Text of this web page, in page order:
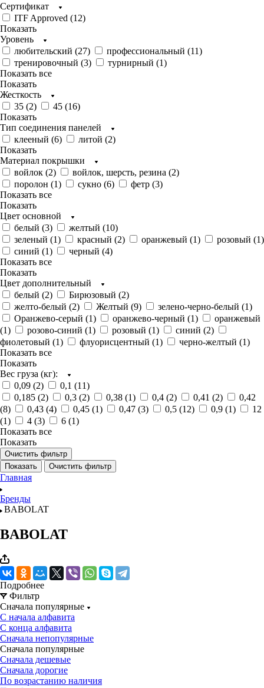
Сертификат
ITF Approved (12)
Показать
Уровень
любительский (27) профессиональный (11)
тренировочный (3) турнирный (1)
Показать все
Показать
Жесткость
35 (2) 45 (16)
Показать
Тип соединения панелей
клееный (6) литой (2)
Показать
Материал покрышки
войлок (2) войлок, шерсть, резина (2)
поролон (1) сукно (6) фетр (3)
Показать все
Показать
Цвет основной
белый (3) желтый (10)
зеленый (1) красный (2) оранжевый (1) розовый (1)
синий (1) черный (4)
Показать все
Показать
Цвет дополнительный
белый (2) Бирюзовый (2)
желто-белый (2) Желтый (9) зелено-черно-белый (1)
Оранжево-серый (1) оранжево-черный (1)
оранжевый
(1) розово-синий (1) розовый (1) синий (2)
фиолетовый (1) флуорисцентный (1) черно-желтый (1)
Показать все
Показать
Вес груза (кг):
0,09 (2) 0,1 (11)
0,185 (2) 0,3 (2) 0,38 (1) 0,4 (2) 0,41 (2)
0,42
(8) 0,43 (4) 0,45 (1) 0,47 (3) 0,5 (12) 0,9 (1)
12
(1) 4 (3) 6 (1)
Показать все
Показать
Очистить фильтр
Показать
Очистить фильтр
Главная
Бренды
BABOLAT
BABOLAT
Подробнее
Фильтр
Сначала популярные
С начала алфавита
С конца алфавита
Сначала непопулярные
Сначала популярные
Сначала дешевые
Сначала дорогие
По возрастанию наличия